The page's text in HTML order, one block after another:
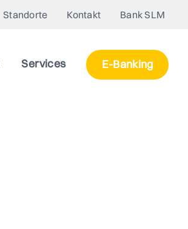
Standorte Kontakt Bank SLM
Services E-Banking